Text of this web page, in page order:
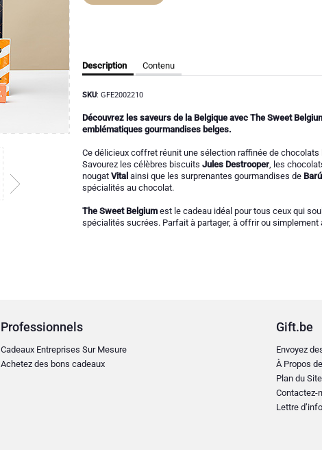
Description
SKU: GFE2002210
Découvrez les saveurs de la Belgique avec The Sweet
emblématiques gourmandises belges.
Ce délicieux coffret réunit une sélection raffinée de
Savourez les célèbres biscuits Jules Destrooper, les
nougat Vitalainsi que les surprenantes gourmandises de Barú
spécialités au chocolat.
The Sweet Belgiumest le cadeau idéal pour tous ceux qui
spécialités sucrées. Parfait à partager, à offrir ou simplement
Contenu
Professionnels
Cadeaux Entreprises Sur Mesure
Achetez des bons cadeaux
Gift.be
Envoyez
À Propos
Plan du Site
Contactez-
Lettre